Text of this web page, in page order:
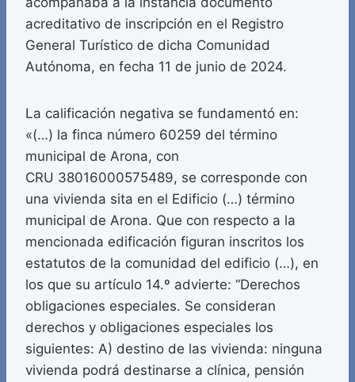
acreditativo de inscripción en el Registro
General Turístico de dicha Comunidad
Autónoma, en fecha 11 de junio de 2024.
La calificación negativa se fundamentó en:
«(…) la finca número 60259 del término
municipal de Arona, con
CRU 38016000575489, se corresponde con
una vivienda sita en el Edificio (…) término
municipal de Arona. Que con respecto a la
mencionada edificación figuran inscritos los
estatutos de la comunidad del edificio (…), en
los que su artículo 14.º advierte: “Derechos
obligaciones especiales. Se consideran
derechos y obligaciones especiales los
siguientes: A) destino de las vivienda: ninguna
vivienda podrá destinarse a clínica, pensión